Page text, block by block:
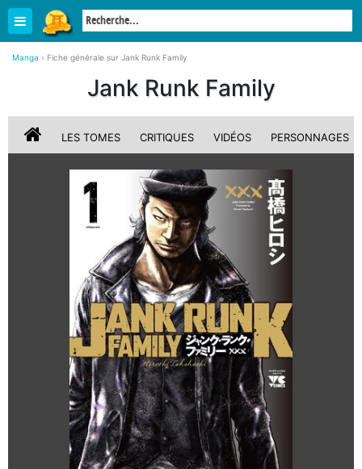
Manga › Fiche générale sur Jank Runk Family
Jank Runk Family
LES TOMES CRITIQUES VIDÉOS PERSONNAGES